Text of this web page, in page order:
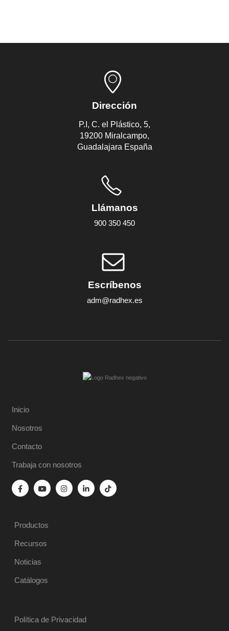
Dirección
P.I, C. el Plástico, 5,
19200 Miralcampo,
Guadalajara España
Llámanos
900 350 450
Escríbenos
adm@radhex.es
Inicio
Nosotros
Contacto
Trabaja con nosotros
Productos
Recursos
Noticias
Catálogos
Política de Privacidad